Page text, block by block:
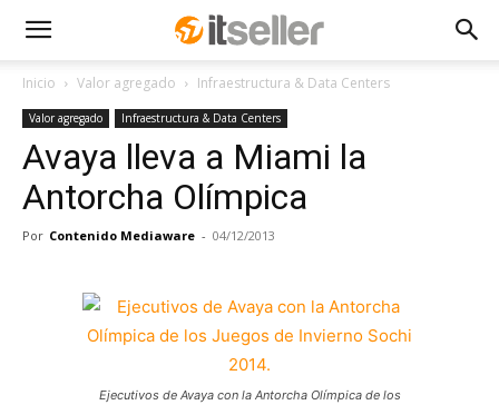
Inicio Valor agregado Infraestructura & Data Centers
Valor agregado Infraestructura & Data Centers
Avaya lleva a Miami la
Antorcha Olímpica
Por Contenido Mediaware - 04/12/2013
Ejecutivos de Avaya con la Antorcha Olímpica de los